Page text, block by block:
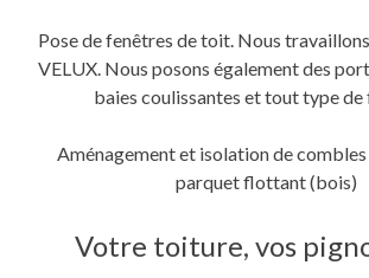
Pose de fenêtres de toit. Nous
VELUX. Nous posons également des
baies coulissantes et tout type de
Aménagement et isolation de combles
parquet flottant (bois)
Votre toiture, vos